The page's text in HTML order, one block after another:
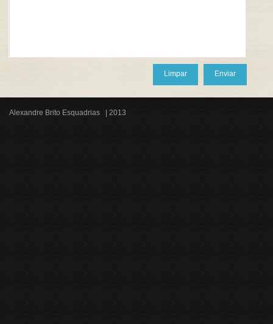
Limpar Enviar
Alexandre Brito Esquadrias | 2013